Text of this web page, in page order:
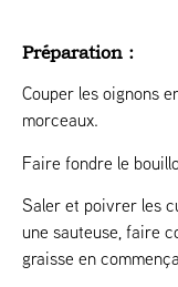
Préparation :
Couper les oignons
morceaux.
Faire fondre le
Saler et poivrer les
une sauteuse, faire
graisse en